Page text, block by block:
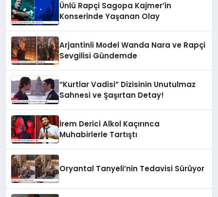
Ünlü Rapçi Sagopa Kajmer’in
Konserinde Yaşanan Olay
Arjantinli Model Wanda Nara ve Rapçi
Sevgilisi Gündemde
“Kurtlar Vadisi” Dizisinin Unutulmaz
Sahnesi ve Şaşırtan Detay!
İrem Derici Alkol Kaçırınca
Muhabirlerle Tartıştı
Oryantal Tanyeli’nin Tedavisi Sürüyor